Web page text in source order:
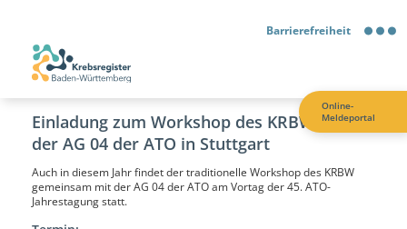
Barrierefreiheit
Barrierefreiheit
Kontrastmodus
Gebärdensprache
Einladung zum Workshop des KRBW und
der AG 04 der ATO in Stuttgart
Auch in diesem Jahr findet der traditionelle Workshop des KRBW
gemeinsam mit der AG 04 der ATO am Vortag der 45. ATO-
Jahrestagung statt.
Online-
Meldeportal